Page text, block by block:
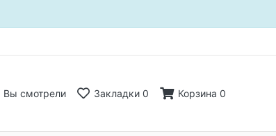
Вы смотрели Закладки 0 Корзина 0